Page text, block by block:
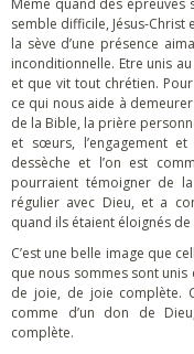
Même quand des
semble difficile, Jésus-Christ
la sève d’une présence
inconditionnelle. Etre unis
et que vit tout chrétien.
ce qui nous aide à
de la Bible, la prière
et sœurs, l’engagement
dessèche et l’on est
pourraient témoigner de
régulier avec Dieu, et a
quand ils étaient éloignés
C’est une belle image que
que nous sommes sont
de joie, de joie complète.
comme d’un don de
complète.